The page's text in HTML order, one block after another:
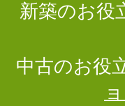
新築のお役
中古のお役